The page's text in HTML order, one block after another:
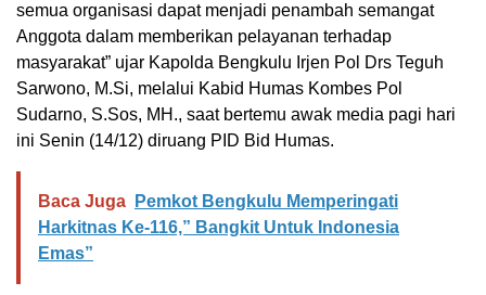
semua organisasi dapat menjadi penambah semangat
Anggota dalam memberikan pelayanan terhadap
masyarakat” ujar Kapolda Bengkulu Irjen Pol Drs Teguh
Sarwono, M.Si, melalui Kabid Humas Kombes Pol
Sudarno, S.Sos, MH., saat bertemu awak media pagi hari
ini Senin (14/12) diruang PID Bid Humas.
Baca Juga
Pemkot Bengkulu Memperingati
Harkitnas Ke-116,” Bangkit Untuk Indonesia
Emas”